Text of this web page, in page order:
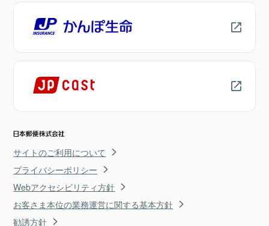
サイトのご利用について
プライバシーポリシー
Webアクセシビリティ方針
お客さま本位の業務運営に関する基本方針
勧誘方針